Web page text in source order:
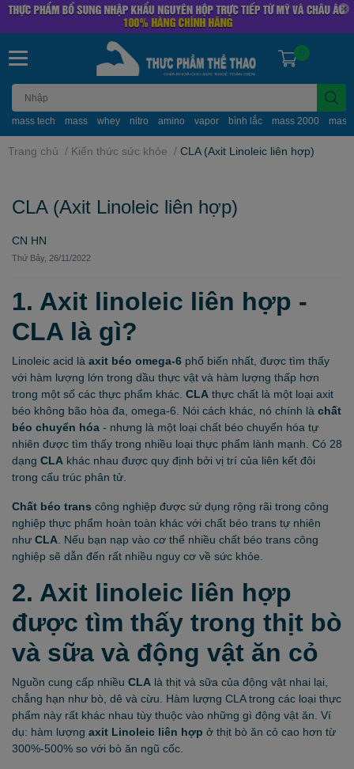
mass tech mass whey nitro amino vapor bình lắc mass 2000
0
Trang chủ / Kiến thức sức khỏe / CLA (Axit Linoleic liên hợp)
CLA (Axit Linoleic liên hợp)
CN HN
Thứ Bảy, 26/11/2022
1. Axit linoleic liên hợp -
CLA là gì?
Linoleic acid là axit béo omega-6 phổ biến nhất, được tìm thấy
với hàm lượng lớn trong dầu thực vật và hàm lượng thấp hơn
trong một số các thực phẩm khác. CLA thực chất là một loại axit
béo không bão hòa đa, omega-6. Nói cách khác, nó chính là chất
béo chuyển hóa - nhưng là một loại chất béo chuyển hóa tự
nhiên được tìm thấy trong nhiều loại thực phẩm lành mạnh. Có 28
dạng CLA khác nhau được quy định bởi vị trí của liên kết đôi
trong cấu trúc phân tử.
Chất béo trans công nghiệp được sử dụng rộng rãi trong công
nghiệp thực phẩm hoàn toàn khác với chất béo trans tự nhiên
như CLA . Nếu bạn nạp vào cơ thể nhiều chất béo trans công
nghiệp sẽ dẫn đến rất nhiều nguy cơ về sức khỏe.
2. Axit linoleic liên hợp
được tìm thấy trong thịt bò
và sữa và động vật ăn cỏ
Nguồn cung cấp nhiều CLA là thịt và sữa của động vật nhai lại,
chẳng hạn như bò, dê và cừu. Hàm lượng CLA trong các loại thực
phẩm này rất khác nhau tùy thuộc vào những gì động vật ăn. Ví
dụ: hàm lượng axit Linoleic liên hợp ở thịt bò ăn cỏ cao hơn từ
300%-500% so với bò ăn ngũ cốc.